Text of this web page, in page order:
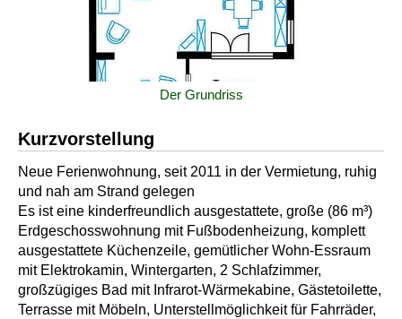
Der Grundriss
Kurzvorstellung
Neue Ferienwohnung, seit 2011 in der Vermietung, ruhig
und nah am Strand gelegen
Es ist eine kinderfreundlich ausgestattete, große (86 m³)
Erdgeschosswohnung mit Fußbodenheizung, komplett
ausgestattete Küchenzeile, gemütlicher Wohn-Essraum
mit Elektrokamin, Wintergarten, 2 Schlafzimmer,
großzügiges Bad mit Infrarot-Wärmekabine, Gästetoilette,
Terrasse mit Möbeln, Unterstellmöglichkeit für Fahrräder,